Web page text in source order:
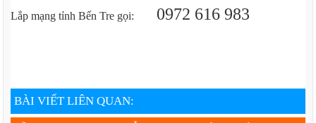
Lắp mạng tỉnh Bến Tre gọi: 0972 616 983
BÀI VIẾT LIÊN QUAN: